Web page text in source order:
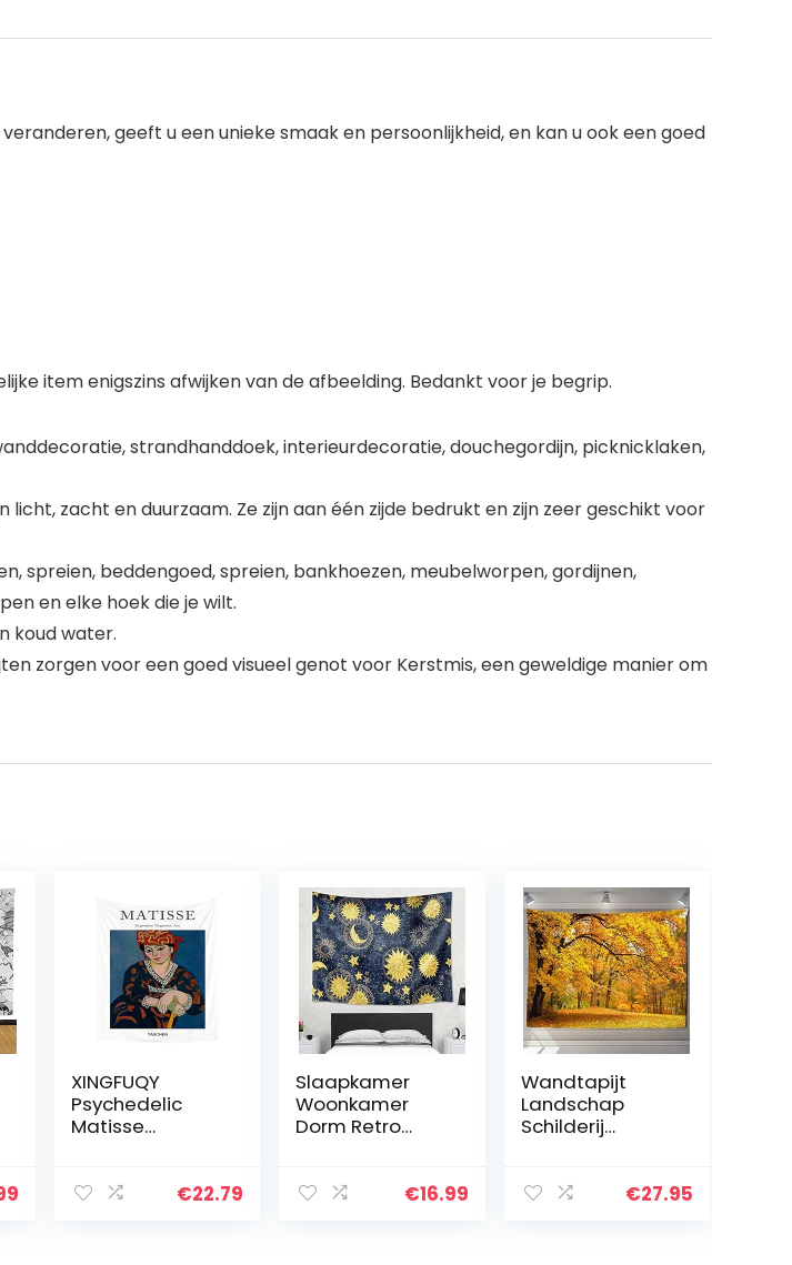
geeft u een unieke smaak en persoonlijkheid, en kan u ook een goed
item enigszins afwijken van de afbeelding. Bedankt voor je begrip.
strandhanddoek, interieurdecoratie, douchegordijn, picknicklaken,
zacht en duurzaam. Ze zijn aan één zijde bedrukt en zijn zeer geschikt voor
spreien, beddengoed, spreien, bankhoezen, meubelworpen, gordijnen,
en elke hoek die je wilt.
koud water.
zorgen voor een goed visueel genot voor Kerstmis, een geweldige manier om
XINGFUQY
Psychedelic
Matisse
Kleurrijke
€22.79
Slaapkamer
Woonkamer
Dorm Retro
Universum
€16.99
Wandtapijt
Landschap
Schilderij
Abstract
€27.95